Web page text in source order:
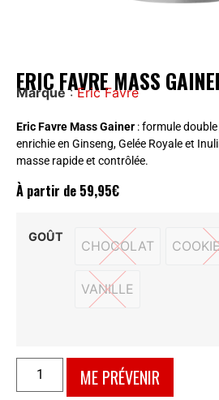
ERIC FAVRE MASS
Marque:Eric Favre
Eric Favre Mass Gainer : formule
enrichie en Ginseng, Gelée Royale et
masse rapide et contrôlée.
À partir de 59,95€
GOÛT
CHOCOLAT
CHOCOLAT
VANILLE
VANILLE
ME PRÉVENIR